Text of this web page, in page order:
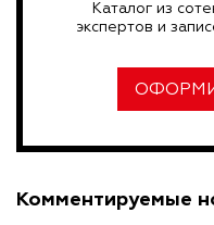
Каталог из
экспертов и
Комментируемые